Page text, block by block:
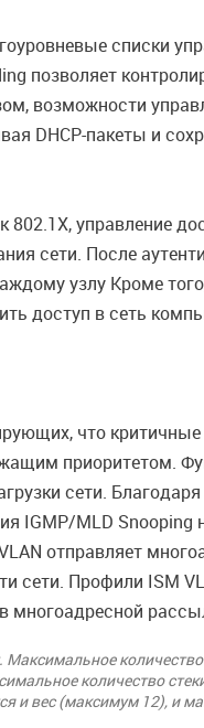
списки
позволяет
возможности
DHCP-пакеты и
управление
сети. После
узлу Кроме
доступ в сеть
что
приоритетом.
сети.
IGMP/MLD
отправляет
сети. Профили ISM
многоадресной
количество
и вес (максимум 12), и